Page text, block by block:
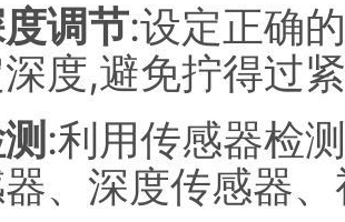
调节:设定正确
度,避免拧得过
:利用传感器检
、深度传感器